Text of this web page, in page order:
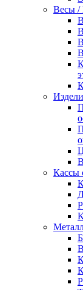
Весы /
Кассы